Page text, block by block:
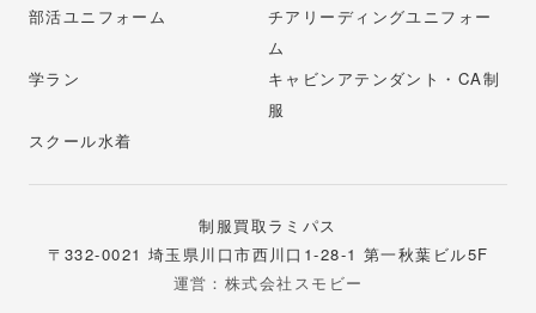
部活ユニフォーム
チアリーディングユニフォー
ム
学ラン
キャビンアテンダント・CA制
服
スクール水着
制服買取ラミパス
〒332-0021 埼玉県川口市西川口1-28-1 第一秋葉ビル5F
運営：株式会社スモビー